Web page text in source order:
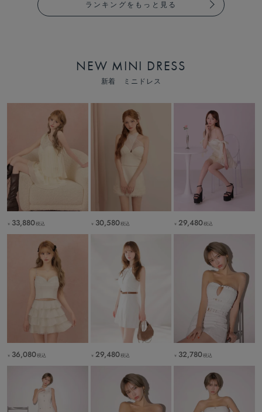
ランキングをもっと見る
NEW MINI DRESS
新着 ミニドレス
￥ 33,880税込 ￥ 30,580税込 ￥ 29,480税込
￥ 36,080税込 ￥ 29,480税込 ￥ 32,780税込